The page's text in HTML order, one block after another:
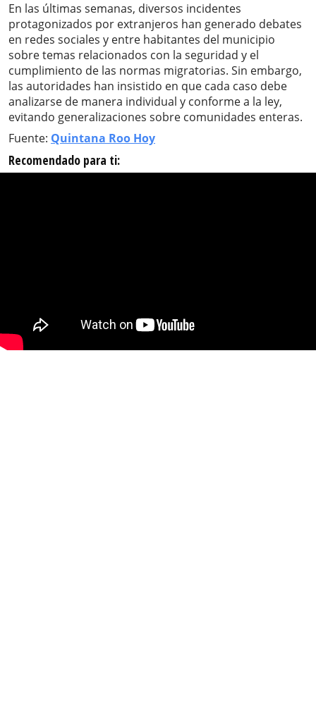
En las últimas semanas, diversos incidentes
protagonizados por extranjeros han generado debates
en redes sociales y entre habitantes del municipio
sobre temas relacionados con la seguridad y el
cumplimiento de las normas migratorias. Sin embargo,
las autoridades han insistido en que cada caso debe
analizarse de manera individual y conforme a la ley,
evitando generalizaciones sobre comunidades enteras.
Fuente: Quintana Roo Hoy
Recomendado para ti: